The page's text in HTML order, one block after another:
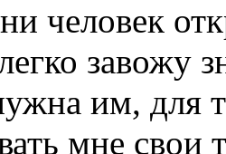
человек
завожу
им, для
мне свои